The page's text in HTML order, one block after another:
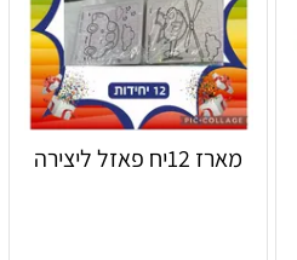
מארז 12יח פאזל ליצירה